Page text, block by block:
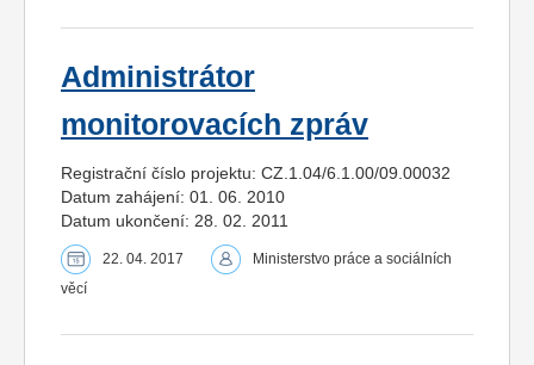
Administrátor
monitorovacích zpráv
Registrační číslo projektu: CZ.1.04/6.1.00/09.00032
Datum zahájení: 01. 06. 2010
Datum ukončení: 28. 02. 2011
22. 04. 2017
Ministerstvo práce a sociálních
věcí